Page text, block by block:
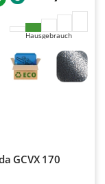
Hausgebrauch
GCVX 170